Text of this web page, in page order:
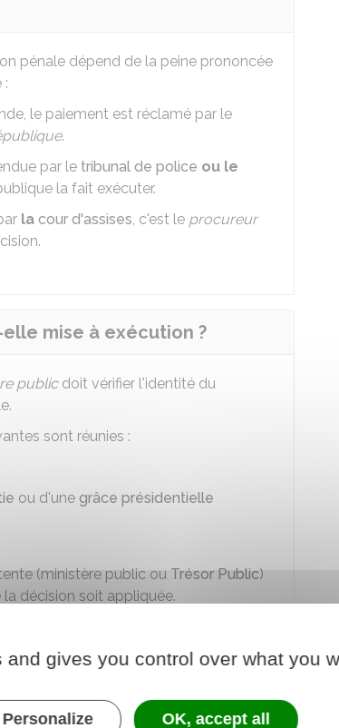
pénale dépend de la peine prononcée
:
le paiement est réclamé par le
.
par le tribunal de police ou le
la fait exécuter.
la cour d'assises, c'est le procureur
mise à exécution ?
publicdoit vérifier l'identité du
sont réunies :
ou d'une grâce présidentielle
(ministère public ou Trésor Public)
décision soit appliquée.
confiscation d'un objet, etc.)
à domicile, etc.)
gives you control over what you
Personalize OK, accept all